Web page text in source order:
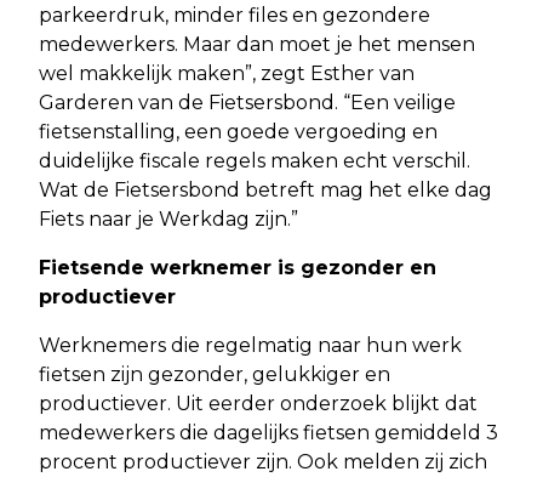
parkeerdruk, minder files en gezondere
medewerkers. Maar dan moet je het mensen
wel makkelijk maken”, zegt Esther van
Garderen van de Fietsersbond. “Een veilige
fietsenstalling, een goede vergoeding en
duidelijke fiscale regels maken echt verschil.
Wat de Fietsersbond betreft mag het elke dag
Fiets naar je Werkdag zijn.”
Fietsende werknemer is gezonder en
productiever
Werknemers die regelmatig naar hun werk
fietsen zijn gezonder, gelukkiger en
productiever. Uit eerder onderzoek blijkt dat
medewerkers die dagelijks fietsen gemiddeld 3
procent productiever zijn. Ook melden zij zich